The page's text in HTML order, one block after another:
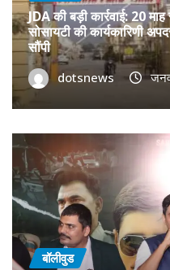
JDA की बड़ी कार्रवाई: 20
सोसायटी की कार्यकारिणी
सौंपी
dotsnews
बॉलीवुड